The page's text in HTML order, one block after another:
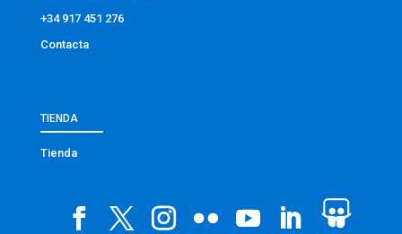
+34 917 451 276
Contacta
TIENDA
Tienda